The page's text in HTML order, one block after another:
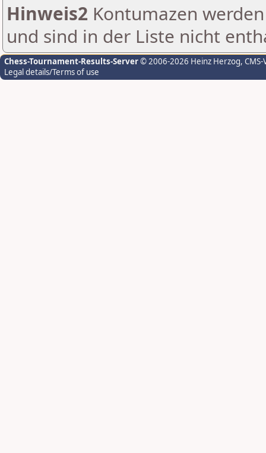
Hinweis2 Kontumazen
und sind in der Liste nicht
Chess-Tournament-Results-Server© 2006-2026 Heinz Herzog,
Legal details/Terms of use